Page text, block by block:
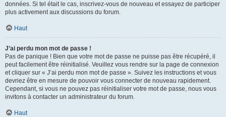
données. Si tel était le cas, inscrivez-vous de nouveau et essayez de participer
plus activement aux discussions du forum.
Haut
J’ai perdu mon mot de passe !
Pas de panique ! Bien que votre mot de passe ne puisse pas être récupéré, il
peut facilement être réinitialisé. Veuillez vous rendre sur la page de connexion
et cliquer sur « J’ai perdu mon mot de passe ». Suivez les instructions et vous
devriez être en mesure de pouvoir vous connecter de nouveau rapidement.
Cependant, si vous ne pouvez pas réinitialiser votre mot de passe, nous vous
invitons à contacter un administrateur du forum.
Haut